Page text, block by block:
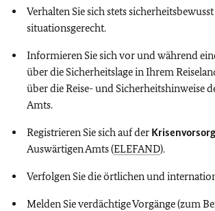
Verhalten Sie sich stets
situationsgerecht.
Informieren Sie sich vor und während
über die Sicherheitslage in Ihrem
über die Reise- und Sicherheitshinweise
Amts.
Registrieren Sie sich auf der
Auswärtigen Amts (ELEFAND).
Verfolgen Sie die örtlichen und
Melden Sie verdächtige Vorgänge (zum